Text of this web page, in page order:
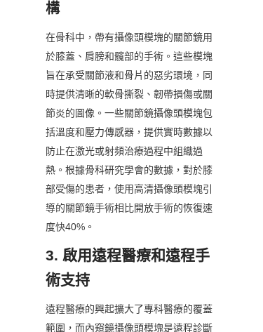
構
在骨科中，帶有攝像頭模塊的關節鏡用
於膝蓋、肩膀和髖部的手術。這些模塊
旨在承受關節液和骨片的惡劣環境，同
時提供清晰的軟骨撕裂、韌帶損傷或關
節炎的圖像。一些關節鏡攝像頭模塊包
括溫度和壓力傳感器，提供實時數據以
防止在激光或射頻治療過程中組織過
熱。根據骨科研究學會的數據，對於膝
部受傷的患者，使用高清攝像頭模塊引
導的關節鏡手術相比開放手術的恢復速
度快40%。
3. 啟用遠程醫療和遠程手
術支持
遠程醫療的興起擴大了專科醫療的覆蓋
範圍，而內窺鏡攝像頭模塊是遠程診斷